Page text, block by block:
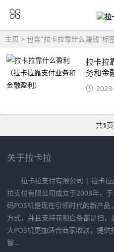
主页 > 包含"拉卡拉靠什么赚钱"标
拉卡拉
务和金
共1页
关于拉卡拉
拉卡拉支付有限公司 | 拉卡
拉支付有限公司成立于2003年，
码POS机是现在引领时代的新产
方式，并且支持花呗白条都是扫
大POS机更加适合商家收款，提
智...